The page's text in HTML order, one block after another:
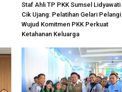
Staf Ahli TP PKK Sumsel Lidyawati
Cik Ujang: Pelatihan Gelari Pelangi
Wujud Komitmen PKK Perkuat
Ketahanan Keluarga